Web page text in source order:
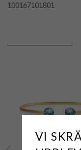
100167101801
VI